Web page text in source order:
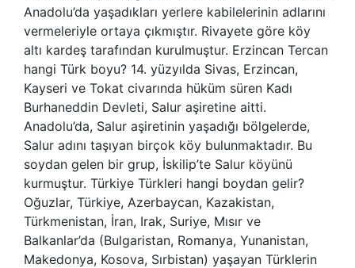
Anadolu’da yaşadıkları yerlere kabilelerinin adlarını
vermeleriyle ortaya çıkmıştır. Rivayete göre köy
altı kardeş tarafından kurulmuştur. Erzincan Tercan
hangi Türk boyu? 14. yüzyılda Sivas, Erzincan,
Kayseri ve Tokat civarında hüküm süren Kadı
Burhaneddin Devleti, Salur aşiretine aitti.
Anadolu’da, Salur aşiretinin yaşadığı bölgelerde,
Salur adını taşıyan birçok köy bulunmaktadır. Bu
soydan gelen bir grup, İskilip’te Salur köyünü
kurmuştur. Türkiye Türkleri hangi boydan gelir?
Oğuzlar, Türkiye, Azerbaycan, Kazakistan,
Türkmenistan, İran, Irak, Suriye, Mısır ve
Balkanlar’da (Bulgaristan, Romanya, Yunanistan,
Makedonya, Kosova, Sırbistan) yaşayan Türklerin